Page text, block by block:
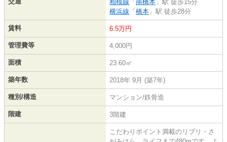
相模線 「 南橋本 」駅 徒歩15分
横浜線 「 橋本 」駅 徒歩28分
賃料 6.5万円
管理費等 4,000円
面積 23.60㎡
築年数 2018年 9月 (築7年)
種別/構造 マンション/鉄骨造
階建 3階建
こだわりポイント満載のリブリ・さ